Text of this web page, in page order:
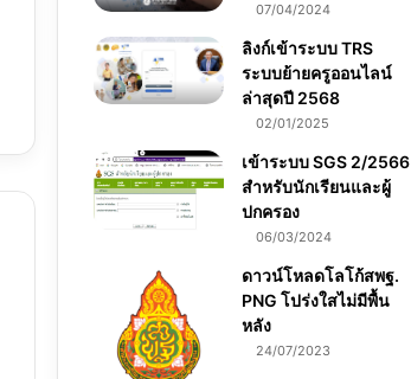
07/04/2024
ลิงก์เข้าระบบ TRS
ระบบย้ายครูออนไลน์
ล่าสุดปี 2568
02/01/2025
เข้าระบบ SGS 2/2566
สำหรับนักเรียนและผู้
ปกครอง
06/03/2024
ดาวน์โหลดโลโก้สพฐ.
PNG โปร่งใสไม่มีพื้น
หลัง
24/07/2023